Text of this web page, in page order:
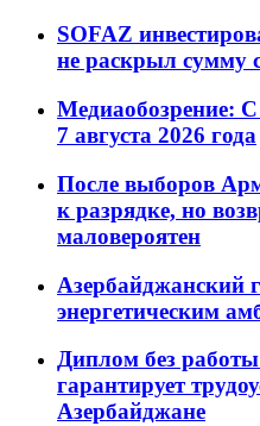
SOFAZ
не раскрыл сумму
Медиаобозрение: С
7 августа 2026 года
После выборов
к разрядке, но
маловероятен
Азербайджанский
энергетическим
Диплом без
гарантирует
Азербайджане